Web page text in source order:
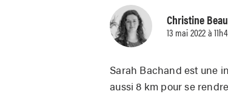
Christine
13 mai 2022 à
Sarah Bachand est une
aussi 8 km pour se